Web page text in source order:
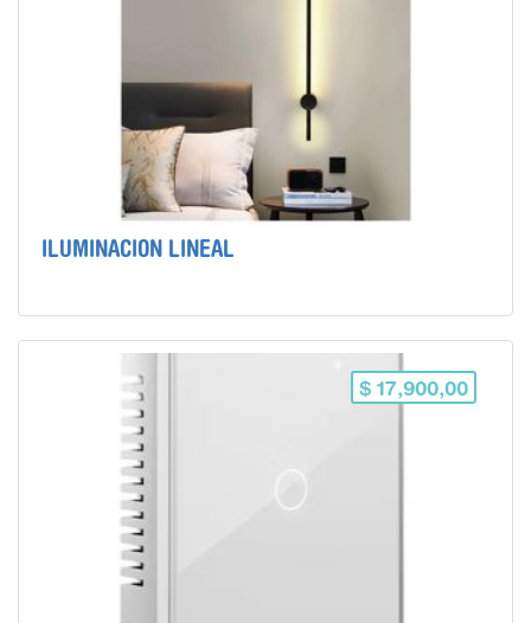
ILUMINACION LINEAL
$ 17,900,00